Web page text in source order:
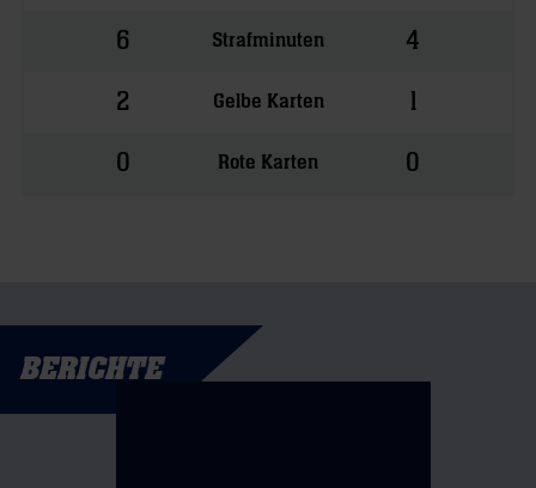
6 Strafminuten 4
2 Gelbe Karten 1
0 Rote Karten 0
BERICHTE